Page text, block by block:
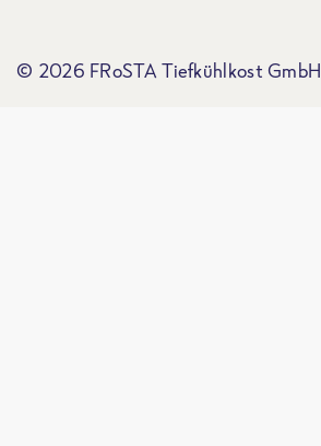
© 2026 FRoSTA Tiefkühlkost GmbH